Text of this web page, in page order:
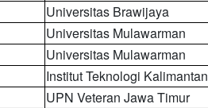
Universitas Brawijaya
Universitas Mulawarman
Universitas Mulawarman
Institut Teknologi Kalimantan
UPN Veteran Jawa Timur